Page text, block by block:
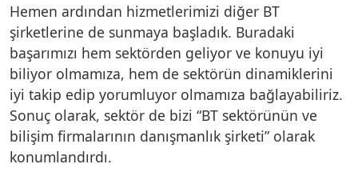
Hemen ardından hizmetlerimizi diğer BT
şirketlerine de sunmaya başladık. Buradaki
başarımızı hem sektörden geliyor ve konuyu iyi
biliyor olmamıza, hem de sektörün dinamiklerini
iyi takip edip yorumluyor olmamıza bağlayabiliriz.
Sonuç olarak, sektör de bizi “BT sektörünün ve
bilişim firmalarının danışmanlık şirketi” olarak
konumlandırdı.